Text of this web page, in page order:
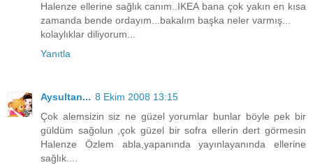
Halenze ellerine sağlık canım..IKEA bana çok yakın en kısa
zamanda bende ordayım...bakalım başka neler varmış...
kolaylıklar diliyorum...
Yanıtla
Aysultan... 8 Ekim 2008 13:15
Çok alemsizin siz ne güzel yorumlar bunlar böyle pek bir
güldüm sağolun ,çok güzel bir sofra ellerin dert görmesin
Halenze Özlem abla,yapanında yayınlayanında ellerine
sağlık....